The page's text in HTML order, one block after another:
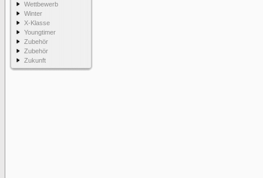
Wettbewerb
Winter
X-Klasse
Youngtimer
Zubehör
Zubehör
Zukunft